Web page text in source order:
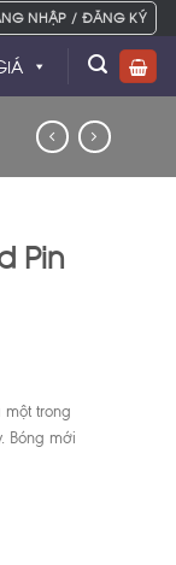
NHẬP / ĐĂNG KÝ
Pin
một trong
Bóng mới